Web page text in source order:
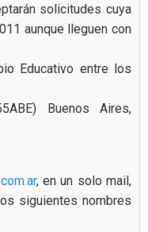
solicitudes cuya
aunque lleguen con
Educativo entre los
Buenos Aires,
, en un solo mail,
siguientes nombres